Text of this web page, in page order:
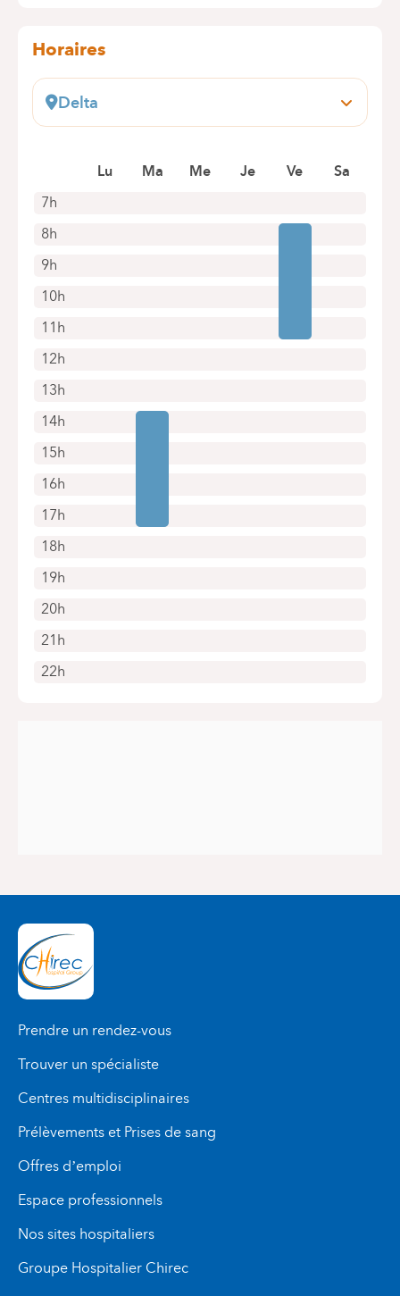
Horaires
Delta
Boulevard du Triomphe, 201
Prendre rendez-vous en ligne
7h
8h
9h
10h
11h
12h
13h
14h
15h
16h
17h
18h
19h
20h
21h
22h
Lu Ma Me Je Ve Sa
Prendre un rendez-vous
Trouver un spécialiste
Centres multidisciplinaires
Prélèvements et Prises de sang
Offres d’emploi
Espace professionnels
Nos sites hospitaliers
Groupe Hospitalier Chirec